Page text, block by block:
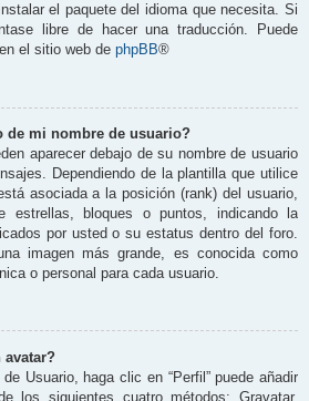
el paquete del idioma que necesita. Si
libre de hacer una traducción. Puede
el sitio web de phpBB®
de mi nombre de usuario?
aparecer debajo de su nombre de usuario
Dependiendo de la plantilla que utilice
asociada a la posición (rank) del usuario,
estrellas, bloques o puntos, indicando la
por usted o su estatus dentro del foro.
imagen más grande, es conocida como
o personal para cada usuario.
avatar?
Usuario, haga clic en “Perfil” puede añadir
los siguientes cuatro métodos: Gravatar,